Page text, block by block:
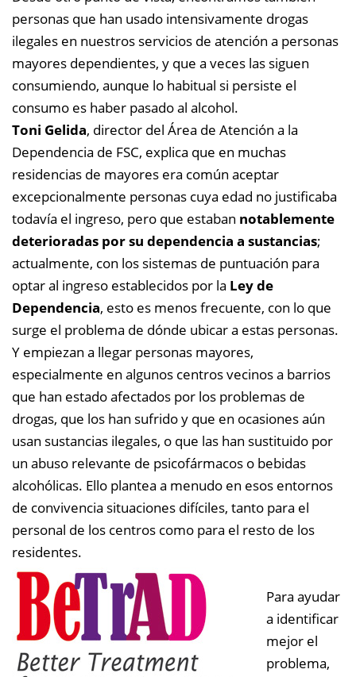
personas que han usado intensivamente drogas
ilegales en nuestros servicios de atención a personas
mayores dependientes, y que a veces las siguen
consumiendo, aunque lo habitual si persiste el
consumo es haber pasado al alcohol.
Toni Gelida, director del Área de Atención a la
Dependencia de FSC, explica que en muchas
residencias de mayores era común aceptar
excepcionalmente personas cuya edad no justificaba
todavía el ingreso, pero que estaban notablemente
deterioradas por su dependencia a sustancias;
actualmente, con los sistemas de puntuación para
optar al ingreso establecidos por la Ley de
Dependencia, esto es menos frecuente, con lo que
surge el problema de dónde ubicar a estas personas.
Y empiezan a llegar personas mayores,
especialmente en algunos centros vecinos a barrios
que han estado afectados por los problemas de
drogas, que los han sufrido y que en ocasiones aún
usan sustancias ilegales, o que las han sustituido por
un abuso relevante de psicofármacos o bebidas
alcohólicas. Ello plantea a menudo en esos entornos
de convivencia situaciones difíciles, tanto para el
personal de los centros como para el resto de los
residentes.
Para ayudar
a identificar
mejor el
problema,